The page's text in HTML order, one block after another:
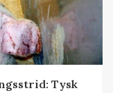
Tysk